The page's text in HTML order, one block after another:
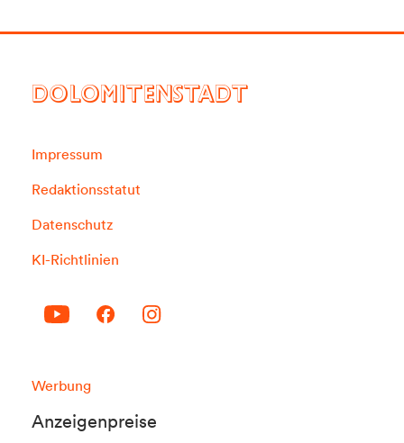
DOLOMITENSTADT
Impressum
Redaktionsstatut
Datenschutz
KI-Richtlinien
Werbung
Anzeigenpreise